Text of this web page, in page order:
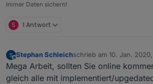
Immer Daten sichern!
S 1 Antwort
Offline
Stephan Schleichschrieb am 10. Jan. 2020,
zuletzt editiert von
Mega Arbeit, sollten Sie online
gleich alle mit implementiert/